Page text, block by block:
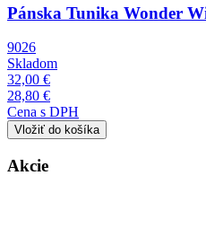
Pánska Tunika Wonder
9026
Skladom
32,00 €
28,80 €
Cena s DPH
Akcie